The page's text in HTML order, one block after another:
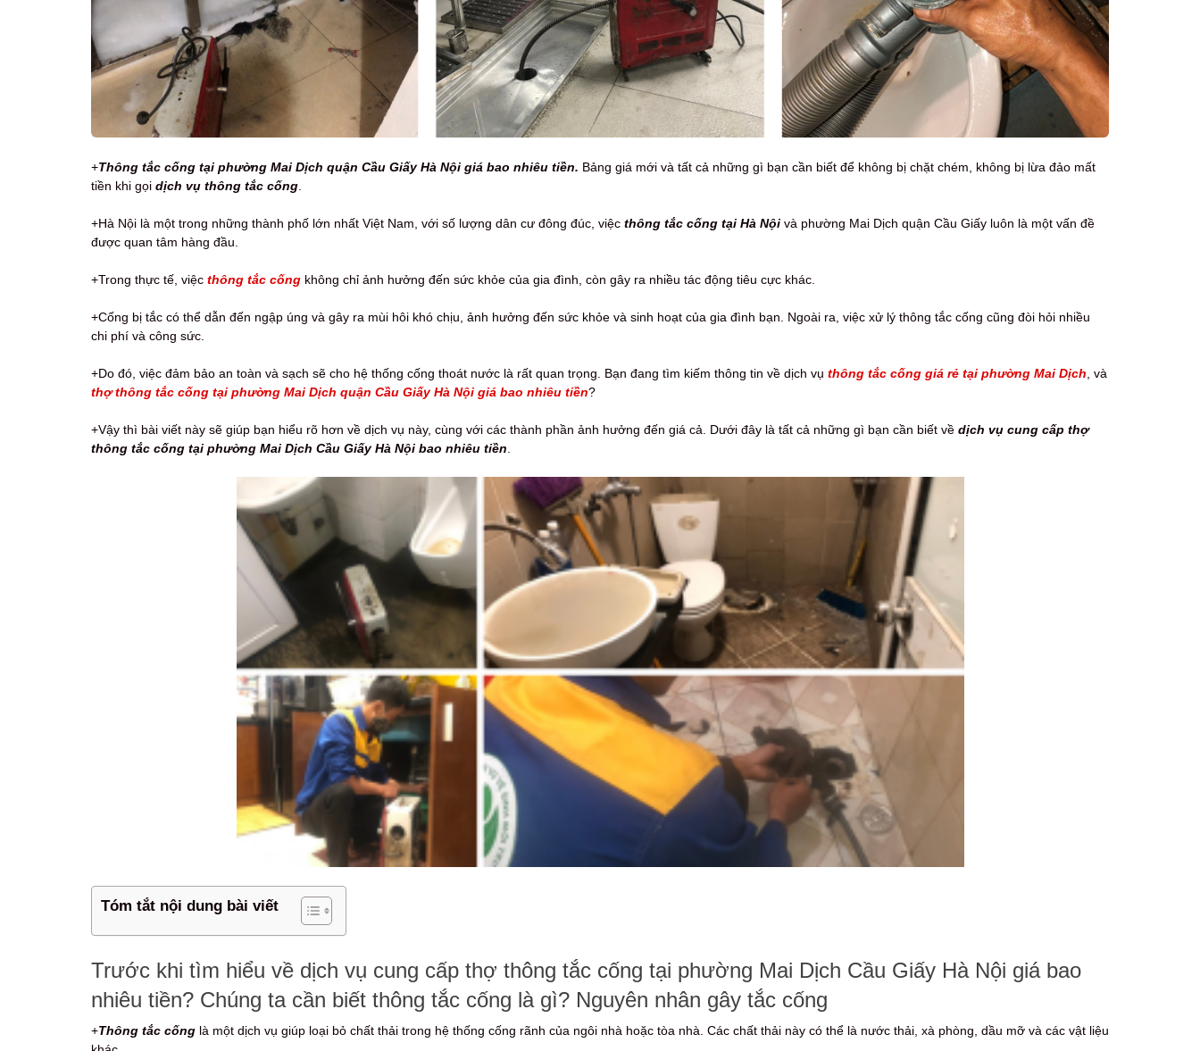
+Thông tắc cống tại phường Mai Dịch quận Cầu Giấy Hà Nội giá bao nhiêu tiền. Bảng giá mới và tất cả những gì bạn cần biết để không bị chặt chém, không bị lừa đảo mất
tiền khi gọi dịch vụ thông tắc cống
+Hà Nội là một trong những thành phố lớn nhất Việt Nam, với số lượng dân cư đông đúc, việc thông tắc cống tại Hà Nội và phường Mai Dịch quận Cầu Giấy luôn là một vấn đề
được quan tâm hàng đầu.
+Trong thực tế, việc thông tắc cống không chỉ ảnh hưởng đến sức khỏe của gia đình, còn gây ra nhiều tác động tiêu cực khác.
+Cống bị tắc có thể dẫn đến ngập úng và gây ra mùi hôi khó chịu, ảnh hưởng đến sức khỏe và sinh hoạt của gia đình bạn. Ngoài ra, việc xử lý thông tắc cống cũng đòi hỏi nhiều
chi phí và công sức.
+Do đó, việc đảm bảo an toàn và sạch sẽ cho hệ thống cống thoát nước là rất quan trọng. Bạn đang tìm kiếm thông tin về dịch vụ thông tắc cống giá rẻ tại phường Mai Dịch , và
thợ thông tắc cống tại phường Mai Dịch quận Cầu Giấy Hà Nội giá bao nhiêu tiền?
+Vậy thì bài viết này sẽ giúp bạn hiểu rõ hơn về dịch vụ này, cùng với các thành phần ảnh hưởng đến giá cả. Dưới đây là tất cả những gì bạn cần biết về dịch vụ cung cấp thợ
thông tắc cống tại phường Mai Dịch Cầu Giấy Hà Nội bao nhiêu tiền
Tóm tắt nội dung bài viết
Trước khi tìm hiểu về dịch vụ cung cấp thợ thông tắc cống tại phường Mai Dịch Cầu Giấy Hà Nội giá bao
nhiêu tiền? Chúng ta cần biết thông tắc cống là gì? Nguyên nhân gây tắc cống
+Thông tắc cống là một dịch vụ giúp loại bỏ chất thải trong hệ thống cống rãnh của ngôi nhà hoặc tòa nhà. Các chất thải này có thể là nước thải, xà phòng, dầu mỡ và các vật liệu